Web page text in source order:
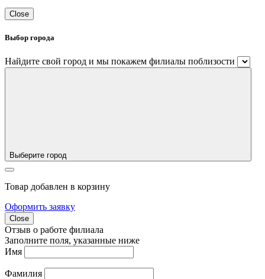
Close
Выбор города
Найдите свой город и мы покажем филиалы поблизости
Выберите город
Товар добавлен в корзину
Оформить заявку
Close
Отзыв о работе филиала
Заполните поля, указанные ниже
Имя
Фамилия